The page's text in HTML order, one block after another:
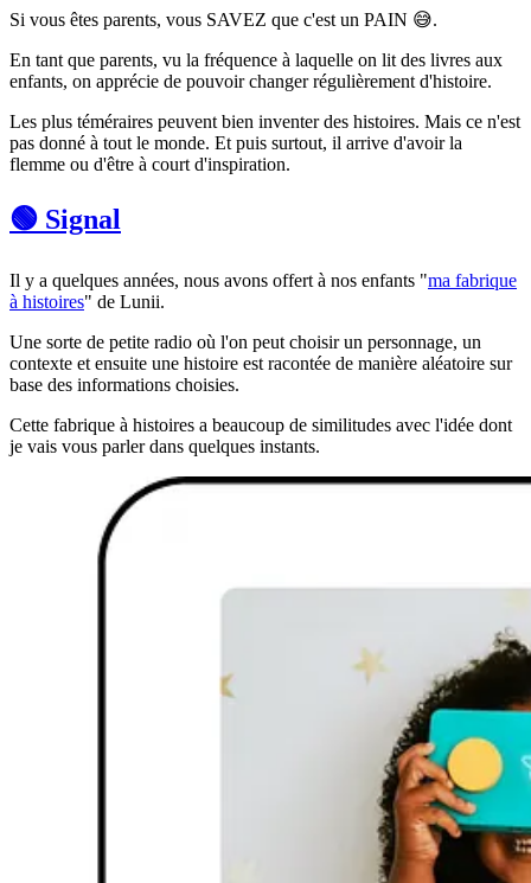
Si vous êtes parents, vous SAVEZ que c'est un PAIN 😅.
En tant que parents, vu la fréquence à laquelle on lit des livres aux
enfants, on apprécie de pouvoir changer régulièrement d'histoire.
Les plus téméraires peuvent bien inventer des histoires. Mais ce n'est
pas donné à tout le monde. Et puis surtout, il arrive d'avoir la
flemme ou d'être à court d'inspiration.
🟢 Signal
Il y a quelques années, nous avons offert à nos enfants "ma fabrique
à histoires" de Lunii.
Une sorte de petite radio où l'on peut choisir un personnage, un
contexte et ensuite une histoire est racontée de manière aléatoire sur
base des informations choisies.
Cette fabrique à histoires a beaucoup de similitudes avec l'idée dont
je vais vous parler dans quelques instants.